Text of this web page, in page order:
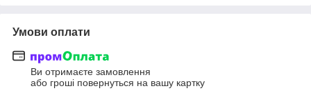
Умови оплати
Ви отримаєте замовлення
або гроші повернуться на вашу картку